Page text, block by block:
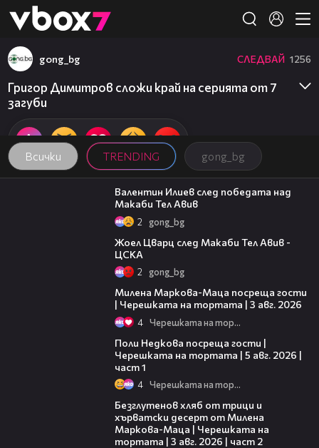
👾
Всички TRENDING gong_bg
gong_bg СЛЕДВАЙ 1256
Григор Димитров сложи край на серията от 7
загуби
06:38
Валентин Илиев след победата над
Макаби Тел Авив
2 gong_bg
Жоел Цварц след Макаби Тел Авив -
ЦСКА
2 gong_bg
Милена Маркова-Маца посреща гости
| Черешката на тортата | 3 авг. 2026
4 Черешката на тортата
Поли Недкова посреща гости |
Черешката на тортата | 5 авг. 2026 |
част 1
4 Черешката на тортата
Безглутенов хляб от трици и
хърватски десерт от Милена
Маркова-Маца | Черешката на
тортата | 3 авг. 2026 | част 2